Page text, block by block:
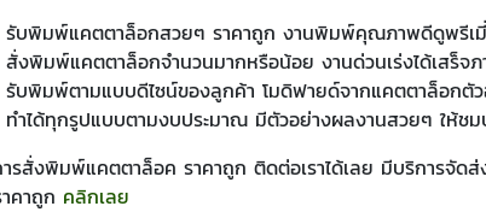
รับพิมพ์แคตตาล็อกสวยๆ ราคาถูก งานพิมพ์คุณภาพดีดูพรีเ
สั่งพิมพ์แคตตาล็อกจำนวนมากหรือน้อย งานด่วนเร่งได้เสร็จภ
รับพิมพ์ตามแบบดีไซน์ของลูกค้า โมดิฟายด์จากแคตตาล็อกตั
ทำได้ทุกรูปแบบตามงบประมาณ มีตัวอย่างผลงานสวยๆ ให้ชม
รสั่งพิมพ์แคตตาล็อค ราคาถูก ติดต่อเราได้เลย มีบริการจัด
คาถูก คลิกเลย